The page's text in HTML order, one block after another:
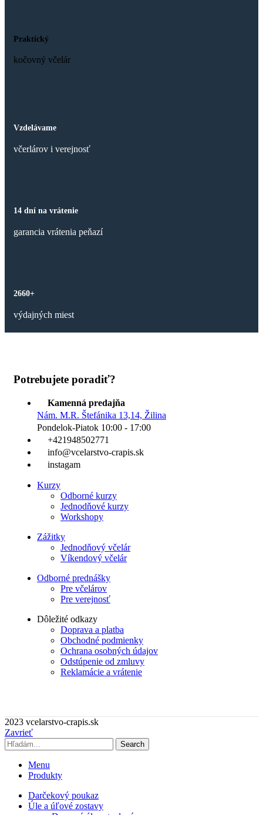
Praktický
kočovný včelár
Vzdelávame
včerlárov i verejnosť
14 dní na vrátenie
garancia vrátenia peňazí
2660+
výdajných miest
Potrebujete poradiť?
Kamenná predajňa
Nám. M.R. Štefánika 13,14, Žilina
Pondelok-Piatok 10:00 - 17:00
+421948502771
info@vcelarstvo-crapis.sk
instagam
Kurzy
Odborné kurzy
Jednodňové kurzy
Workshopy
Zážitky
Jednodňový včelár
Víkendový včelár
Odborné prednášky
Pre včelárov
Pre verejnosť
Dôležité odkazy
Doprava a platba
Obchodné podmienky
Ochrana osobných údajov
Odstúpenie od zmluvy
Reklamácie a vrátenie
2023 vcelarstvo-crapis.sk
Zavrieť
Search
Menu
Produkty
Darčekový poukaz
Úle a úľové zostavy